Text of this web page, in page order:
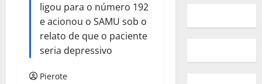
ligou para o número 192
e acionou o SAMU sob o
relato de que o paciente
seria depressivo
Pierote